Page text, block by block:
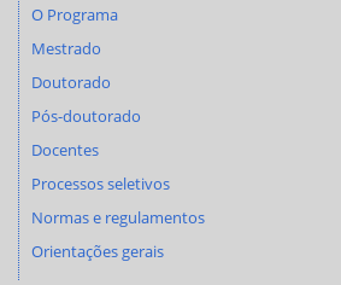
O Programa
Mestrado
Doutorado
Pós-doutorado
Docentes
Processos seletivos
Normas e regulamentos
Orientações gerais